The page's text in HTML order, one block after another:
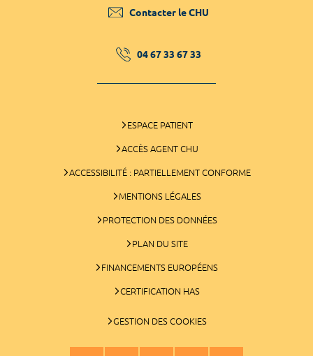
Contacter le CHU
04 67 33 67 33
ESPACE PATIENT
ACCÈS AGENT CHU
ACCESSIBILITÉ : PARTIELLEMENT CONFORME
MENTIONS LÉGALES
PROTECTION DES DONNÉES
PLAN DU SITE
FINANCEMENTS EUROPÉENS
CERTIFICATION HAS
GESTION DES COOKIES